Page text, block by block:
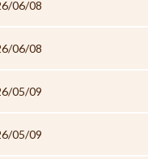
06/08
06/08
05/09
05/09